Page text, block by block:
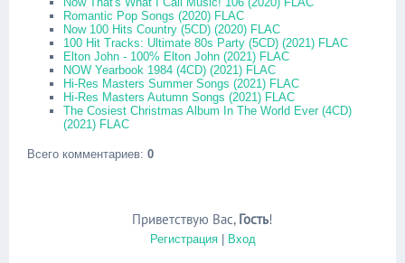
Romantic Pop Songs (2020) FLAC
Now 100 Hits Country (5CD) (2020) FLAC
100 Hit Tracks: Ultimate 80s Party (5CD) (2021) FLAC
Elton John - 100% Elton John (2021) FLAC
NOW Yearbook 1984 (4CD) (2021) FLAC
Hi-Res Masters Summer Songs (2021) FLAC
Hi-Res Masters Autumn Songs (2021) FLAC
The Cosiest Christmas Album In The World Ever (4CD)
(2021) FLAC
Всего комментариев: 0
Приветствую Вас, Гость!
Регистрация| Вход